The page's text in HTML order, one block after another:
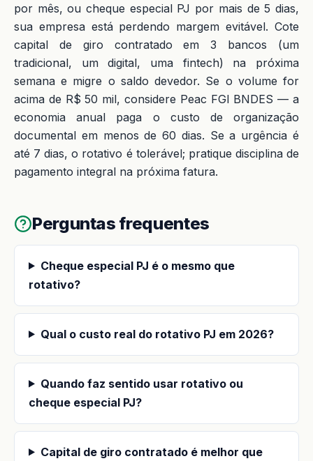
por mês, ou cheque especial PJ por mais de 5 dias,
sua empresa está perdendo margem evitável. Cote
capital de giro contratado em 3 bancos (um
tradicional, um digital, uma fintech) na próxima
semana e migre o saldo devedor. Se o volume for
acima de R$ 50 mil, considere Peac FGI BNDES — a
economia anual paga o custo de organização
documental em menos de 60 dias. Se a urgência é
até 7 dias, o rotativo é tolerável; pratique disciplina de
pagamento integral na próxima fatura.
Perguntas frequentes
Cheque especial PJ é o mesmo que
rotativo?
Qual o custo real do rotativo PJ em 2026?
Quando faz sentido usar rotativo ou
cheque especial PJ?
Capital de giro contratado é melhor que